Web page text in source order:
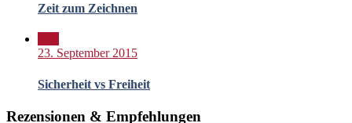
Zeit zum Zeichnen
23. September 2015
Sicherheit vs Freiheit
Rezensionen & Empfehlungen